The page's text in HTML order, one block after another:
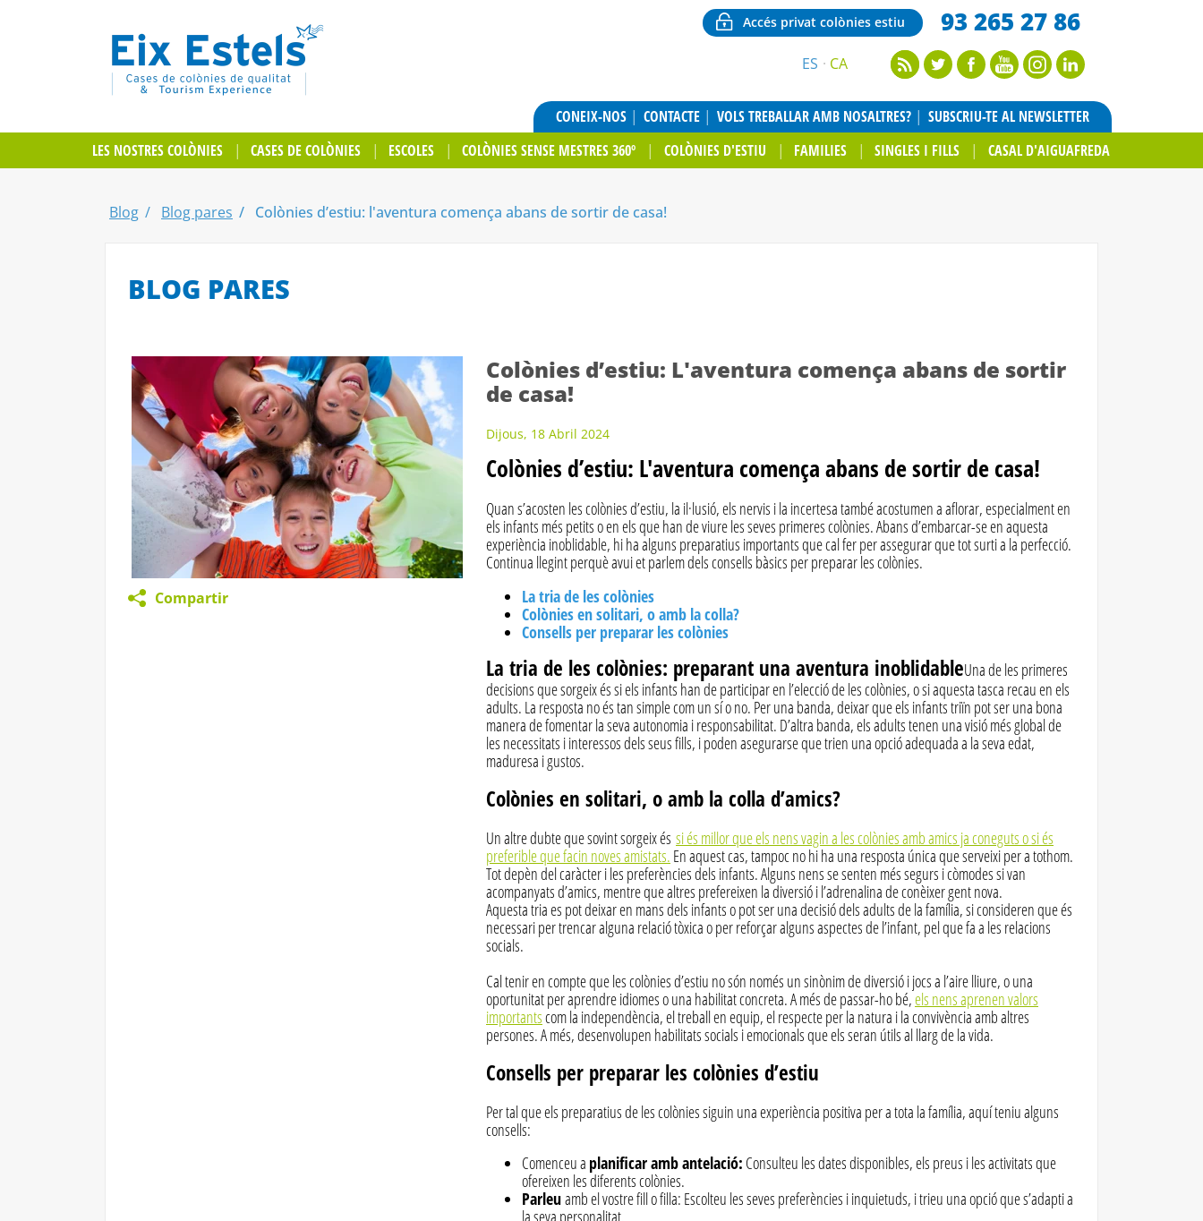
Accés privat colònies estiu 93 265 27 86
ES CA
CONEIX-NOS CONTACTE VOLS TREBALLAR AMB NOSALTRES?
SUBSCRIU-TE AL NEWSLETTER
LES NOSTRES COLÒNIES
CASES DE COLÒNIES ESCOLES COLÒNIES SENSE MESTRES 360º COLÒNIES D'ESTIU FAMILIES SINGLES I FILLS CASAL D'AIGUAFREDA
Blog Blog pares Colònies d’estiu: l'aventura comença abans de sortir de casa!
BLOG PARES
Compartir
Colònies d’estiu: L'aventura comença abans de sortir
de casa!
Dijous, 18 Abril 2024
Colònies d’estiu: L'aventura comença abans de sortir de casa!
Quan s’acosten les colònies d’estiu, la il·lusió, els nervis i la incertesa també acostumen a aflorar, especialment en
els infants més petits o en els que han de viure les seves primeres colònies. Abans d’embarcar-se en aquesta
experiència inoblidable, hi ha alguns preparatius importants que cal fer per assegurar que tot surti a la perfecció.
Continua llegint perquè avui et parlem dels consells bàsics per preparar les colònies.
La tria de les colònies
Colònies en solitari, o amb la colla?
Consells per preparar les colònies
La tria de les colònies: preparant una aventura inoblidableUna de les primeres
decisions que sorgeix és si els infants han de participar en l’elecció de les colònies, o si aquesta tasca recau en els
adults. La resposta no és tan simple com un sí o no. Per una banda, deixar que els infants triïn pot ser una bona
manera de fomentar la seva autonomia i responsabilitat. D’altra banda, els adults tenen una visió més global de
les necessitats i interessos dels seus fills, i poden asegurarse que trien una opció adequada a la seva edat,
maduresa i gustos.
Colònies en solitari, o amb la colla d’amics?
Un altre dubte que sovint sorgeix és si és millor que els nens vagin a les colònies amb amics ja coneguts o si és
preferible que facin noves amistats. En aquest cas, tampoc no hi ha una resposta única que serveixi per a tothom.
Tot depèn del caràcter i les preferències dels infants. Alguns nens se senten més segurs i còmodes si van
acompanyats d’amics, mentre que altres prefereixen la diversió i l’adrenalina de conèixer gent nova.
Aquesta tria es pot deixar en mans dels infants o pot ser una decisió dels adults de la família, si consideren que és
necessari per trencar alguna relació tòxica o per reforçar alguns aspectes de l’infant, pel que fa a les relacions
socials.
Cal tenir en compte que les colònies d’estiu no són només un sinònim de diversió i jocs a l’aire lliure, o una
oportunitat per aprendre idiomes o una habilitat concreta. A més de passar-ho bé,els nens aprenen valors
importantscom la independència, el treball en equip, el respecte per la natura i la convivència amb altres
persones. A més, desenvolupen habilitats socials i emocionals que els seran útils al llarg de la vida.
Consells per preparar les colònies d’estiu
Per tal que els preparatius de les colònies siguin una experiència positiva per a tota la família, aquí teniu alguns
consells:
Comenceu a planificar amb antelació: Consulteu les dates disponibles, els preus i les activitats que
ofereixen les diferents colònies.
Parleuamb el vostre fill o filla: Escolteu les seves preferències i inquietuds, i trieu una opció que s’adapti a